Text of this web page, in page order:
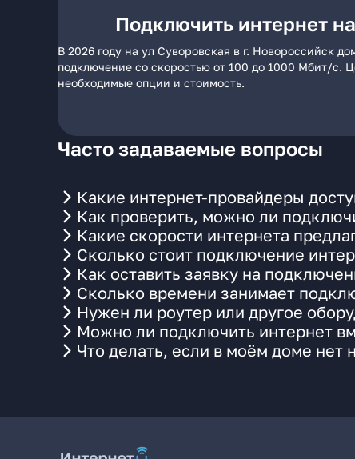
Подключить интернет
В 2026 году на ул Суворовская в г. Новороссийск
подключение со скоростью от 100 до 1000 Мбит/с.
необходимые опции и стоимость.
Часто задаваемые вопросы
Какие интернет-провайдеры
Как проверить, можно ли
Какие скорости интернета
Сколько стоит подключение
Как оставить заявку на
Сколько времени занимает
Нужен ли роутер или другое
Можно ли подключить интернет
Что делать, если в моём доме нет